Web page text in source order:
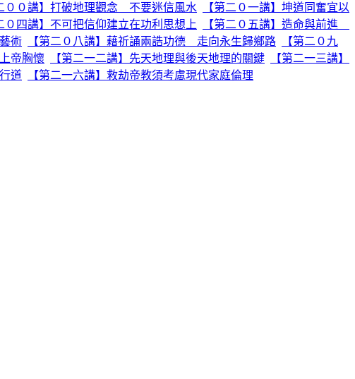
００講】打破地理觀念 不要迷信風水
【第二０一講】坤道同奮宜以
０四講】不可把信仰建立在功利思想上
【第二０五講】造命與前進
術 【第二０八講】藉祈誦兩誥功德 走向永生歸鄉路
【第二０九
帝胸懷 【第二一二講】先天地理與後天地理的關鍵
【第二一三講】
道
【第二一六講】救劫帝教須考慮現代家庭倫理